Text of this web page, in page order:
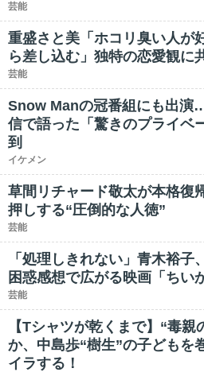
芸能
重盛さと美「ホコリ臭い人が
ら差し込む」独特の恋愛観に
芸能
Snow Manの冠番組にも出演
信で語った「驚きのプライベ
到
イケメン
草間リチャード敬太が本格復
押しする“圧倒的な人徳”
芸能
「処理しきれない」青木裕
困惑感想で広がる映画「ちい
芸能
【Tシャツが乾くまで】“毒
か、中島歩“樹生”の子どもを
イラする！